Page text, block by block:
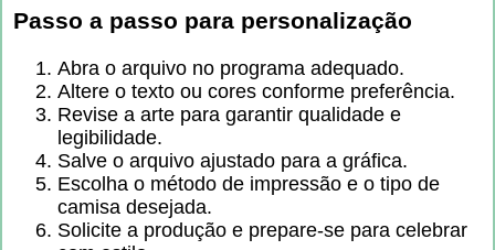
Passo a passo para personalização
Abra o arquivo no programa adequado.
Altere o texto ou cores conforme preferência.
Revise a arte para garantir qualidade e
legibilidade.
Salve o arquivo ajustado para a gráfica.
Escolha o método de impressão e o tipo de
camisa desejada.
Solicite a produção e prepare-se para celebrar